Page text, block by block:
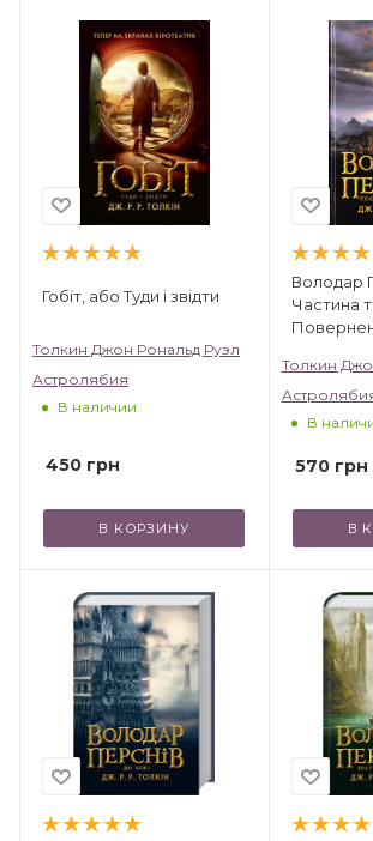
драматический для себя уход,
одержать победу над злом.
Книги Толкина переведены на
языки мира, и вам непременно
познакомиться с этими
Гобіт, або Туди і звідти
Толкин Джон Рональд Руэл
Астролябия
В наличии
450 грн
В КОРЗИНУ
Володар
Частина
Толкин
В
570грн
В